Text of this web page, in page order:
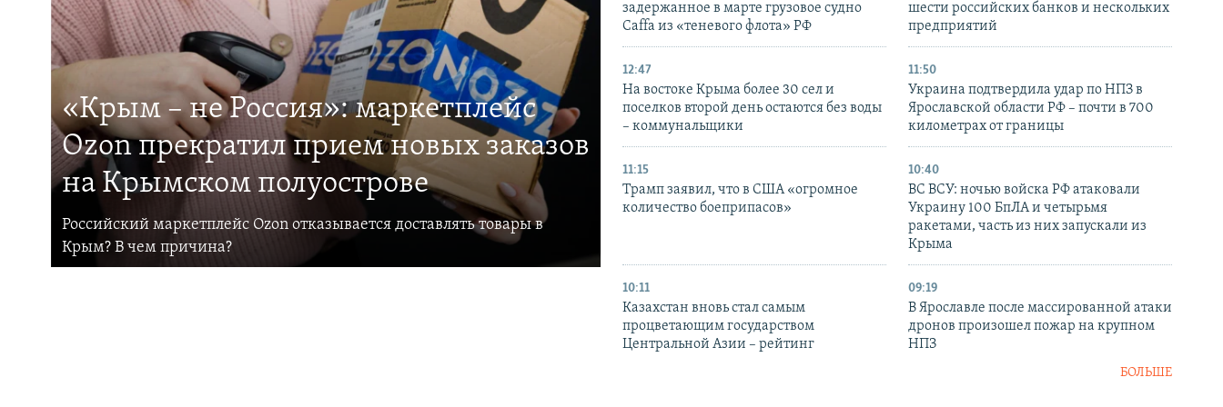
«Крым – не Россия»: маркетплейс
Ozon прекратил прием новых заказов
на Крымском полуострове
Российский маркетплейс Ozon отказывается доставлять товары в
Крым? В чем причина?
задержанное в марте грузовое судно
Caffa из «теневого флота» РФ
шести российских банков и нескольких
предприятий
12:47
На востоке Крыма более 30 сел и
поселков второй день остаются без воды
– коммунальщики
11:50
Украина подтвердила удар по НПЗ в
Ярославской области РФ – почти в 700
километрах от границы
11:15
Трамп заявил, что в США «огромное
количество боеприпасов»
10:40
ВС ВСУ: ночью войска РФ атаковали
Украину 100 БпЛА и четырьмя
ракетами, часть из них запускали из
Крыма
10:11
Казахстан вновь стал самым
процветающим государством
Центральной Азии – рейтинг
09:19
В Ярославле после массированной атаки
дронов произошел пожар на крупном
НПЗ
БОЛЬШЕ